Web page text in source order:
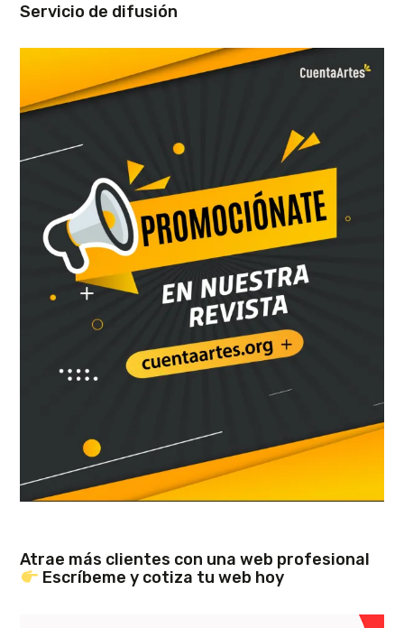
Servicio de difusión
Atrae más clientes con una web profesional
Escríbeme y cotiza tu web hoy